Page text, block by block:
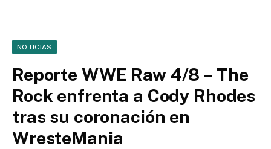
NOTICIAS
Reporte WWE Raw 4/8 – The
Rock enfrenta a Cody Rhodes
tras su coronación en
WresteMania